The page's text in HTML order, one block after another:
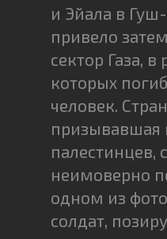
и Эйала в
привело
сектор Газа, в
которых
человек.
призывавшая
палестинцев,
неимоверно
одном из
солдат,